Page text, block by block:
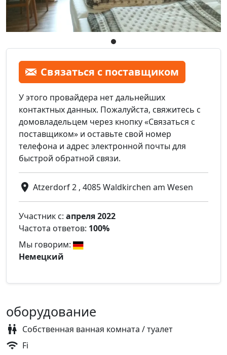
Связаться с поставщиком
У этого провайдера нет дальнейших
контактных данных. Пожалуйста, свяжитесь с
домовладельцем через кнопку «Связаться с
поставщиком» и оставьте свой номер
телефона и адрес электронной почты для
быстрой обратной связи.
Atzerdorf 2 , 4085 Waldkirchen am Wesen
Участник с: апреля 2022
Частота ответов: 100%
Мы говорим:
Немецкий
оборудование
Собственная ванная комната / туалет
Fi